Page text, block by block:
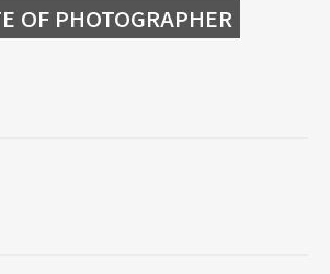
OF PHOTOGRAPHER